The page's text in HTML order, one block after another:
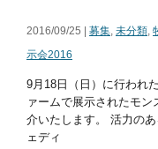
2016/09/25 | 募集, 未分類,
示会2016
9月18日（日）に行われ
ァームで展示されたモ
介いたします。 活力の
ェディ